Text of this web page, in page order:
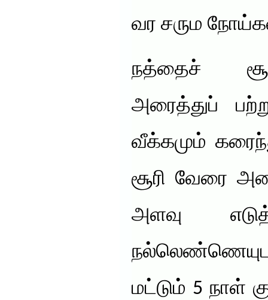
வர சரும
நத்தைச்
அரைத்துப்
வீக்கமும்
சூரி வேரை
அளவு
மட்டும் 5 நாள்